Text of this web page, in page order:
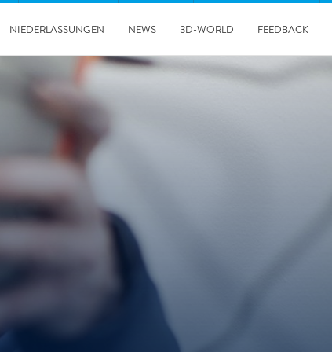
NIEDERLASSUNGEN NEWS
Erfolgreicher Tag der Messtechnik
3D-WORLD FEEDBACK